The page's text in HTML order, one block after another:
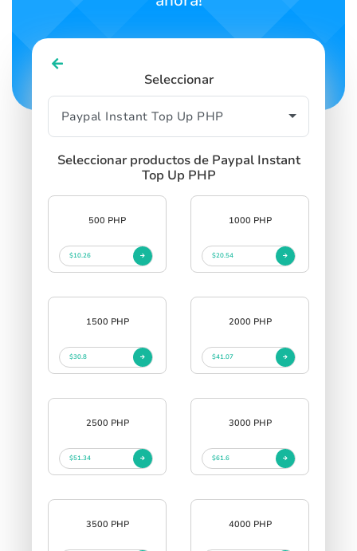
Seleccionar
Seleccionar productos de Paypal Instant
Top Up PHP
500 PHP
$10.26
1000 PHP
$20.54
1500 PHP
$30.8
2000 PHP
$41.07
2500 PHP
$51.34
3000 PHP
$61.6
3500 PHP 4000 PHP